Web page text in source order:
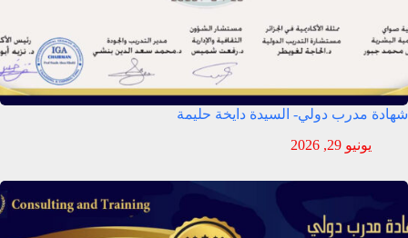
شهادة مدرب دولي- السيدة دايخة حليمة
يونيو 29, 2026